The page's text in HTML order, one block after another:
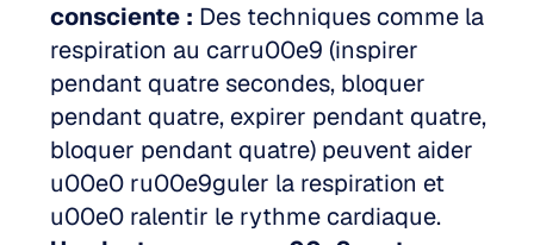
consciente : Des techniques comme la
respiration au carru00e9 (inspirer
pendant quatre secondes, bloquer
pendant quatre, expirer pendant quatre,
bloquer pendant quatre) peuvent aider
u00e0 ru00e9guler la respiration et
u00e0 ralentir le rythme cardiaque.